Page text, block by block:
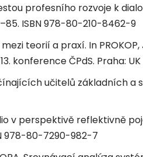
profesního rozvoje k
ISBN 978-80-210-8462-9
mezi teorií a praxí. In
konference ČPdS. Praha:
učitelů základních a
v perspektivě reflektivně
978-80-7290-982-7